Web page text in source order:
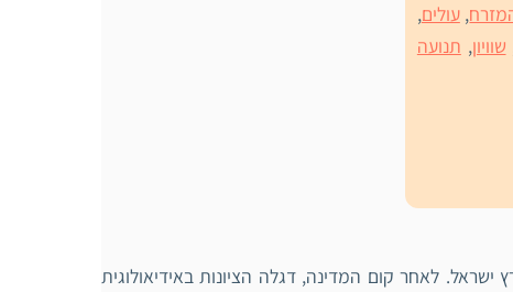
,עולים,
שוויון, תנועה
לאחר קום המדינה, דגלה הציונות באידיאולוגית